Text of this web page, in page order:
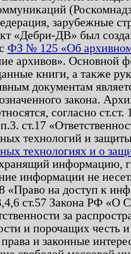
зарубежные
«Дебри-ДВ» был
ФЗ № 125 «Об
архивов». Основной
книги, а также
документам
закона.
согласно
ст.17
технологий и
технологиях и о
информацию,
информации не
«Право на доступ к
ст.57 Закона РФ «О
за
и порочащих честь
и законные